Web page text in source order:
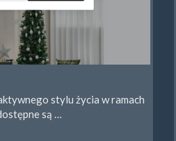
stylu życia w ramach
są …